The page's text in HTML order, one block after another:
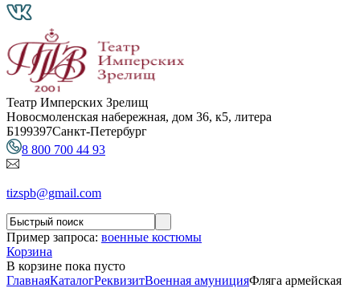
Театр Имперских Зрелищ
Новосмоленская набережная, дом 36, к5, литера
Б199397Санкт-Петербург
8 800 700 44 93
tizspb@gmail.com
Пример запроса: военные костюмы
Корзина
В корзине пока пусто
ГлавнаяКаталогРеквизитВоенная амуницияФляга армейская